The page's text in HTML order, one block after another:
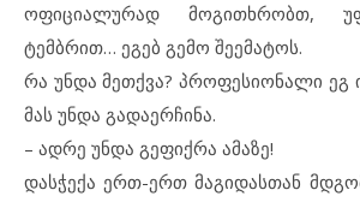
ოფიციალურად მოგითხრობთ,
ტემბრით… ეგებ გემო შეემატოს.
რა უნდა მეთქვა? პროფესიონალი ეგ
მას უნდა გადაერჩინა.
– ადრე უნდა გეფიქრა ამაზე!
დასჭექა ერთ-ერთ მაგიდასთან